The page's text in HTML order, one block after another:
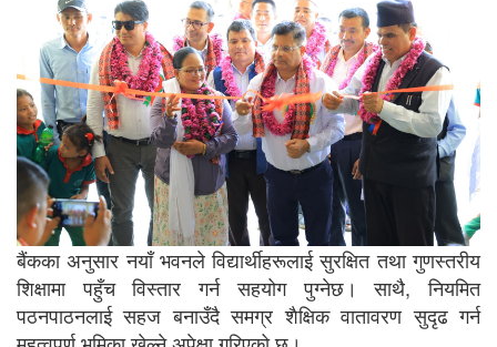
बैंकका अनुसार नयाँ भवनले विद्यार्थीहरूलाई सुरक्षित तथा गुणस्तरीय
शिक्षामा पहुँच विस्तार गर्न सहयोग पुग्नेछ। साथै, नियमित
पठनपाठनलाई सहज बनाउँदै समग्र शैक्षिक वातावरण सुदृढ गर्न